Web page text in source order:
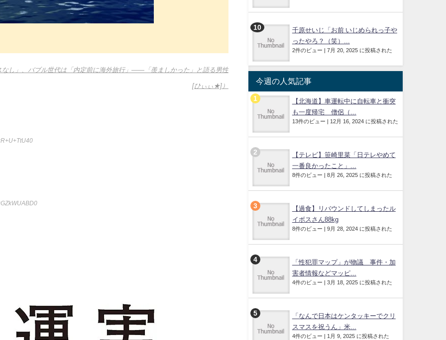
し」、バブル世代は「内定前に海外旅行」――「羨ましかった」と語る男性
[ひぃぃ★]）
千原せいじ「お前 いじめられっ子や
ったやろ？（笑）...
2件のビュー 7月 20, 2025 に投稿された
今週の人気記事
【北海道】車運転中に自転車と衝突
も一度帰宅 僧侶（...
13件のビュー 12月 16, 2024 に投稿された
【テレビ】笹崎里菜「日テレやめて
一番良かったこと」...
8件のビュー 8月 26, 2025 に投稿された
【過食】リバウンドしてしまったル
イボスさん88kg
8件のビュー 9月 28, 2024 に投稿された
「性犯罪マップ」が物議 事件・加
害者情報などマッピ...
4件のビュー 3月 18, 2025 に投稿された
「なんで日本はケンタッキーでクリ
スマスを祝うん」米...
4件のビュー 1月 9, 2025 に投稿された